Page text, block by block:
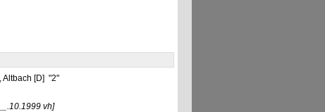
Altbach [D] "2"
vh]